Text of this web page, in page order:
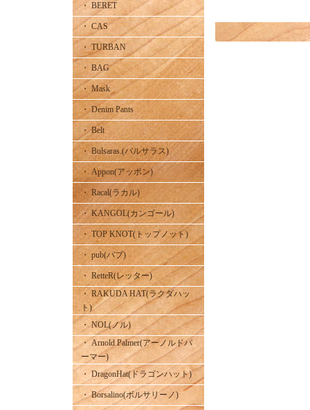
・ BERET
・ CAS
・ TURBAN
・ BAG
・ Mask
・ Denim Pants
・ Belt
・ Bulsaras.(バルサラス)
・ Appon(アッポン)
・ Racal(ラカル)
・ KANGOL(カンゴール)
・ TOP KNOT(トップノット)
・ pub(パブ)
・ RetteR(レッター)
・ RAKUDA HAT(ラクダハッ
ト)
・ NOL(ノル)
・ Arnold Palmer(アーノルドパ
ーマー)
・ DragonHat(ドラゴンハット)
・ Borsalino(ボルサリーノ)